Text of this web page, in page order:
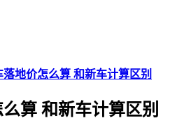
落地价怎么算 和新车计算区别
算 和新车计算区别